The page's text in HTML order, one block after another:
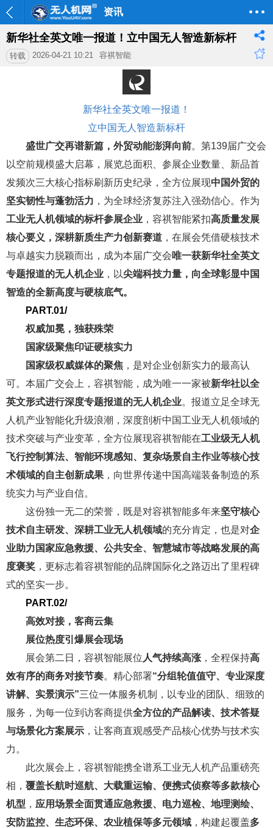
资讯
新华社全英文唯一报道！立中国无人智造新标杆
转载 2026-04-21 10:21 容祺智能
新华社全英文唯一报道！
立中国无人智造新标杆
盛世广交再谱新篇，外贸动能澎湃向前。第139届广交会
以空前规模盛大启幕，展览总面积、参展企业数量、新品首
发频次三大核心指标刷新历史纪录，全方位展现中国外贸的
坚实韧性与蓬勃活力 ，为全球经济复苏注入强劲信心。作为
工业无人机领域的标杆参展企业 ，容祺智能紧扣高质量发展
核心要义，深耕新质生产力创新赛道 ，在展会凭借硬核技术
与卓越实力脱颖而出，成为本届广交会唯一获新华社全英文
专题报道的无人机企业 ，以尖端科技力量，向全球彰显中国
智造的全新高度与硬核底气。
PART.01/
权威加冕，独获殊荣
国家级聚焦印证硬核实力
国家级权威媒体的聚焦 ，是对企业创新实力的最高认
可。本届广交会上，容祺智能，成为唯一一家被新华社以全
英文形式进行深度专题报道的无人机企业。报道立足全球无
人机产业智能化升级浪潮，深度剖析中国工业无人机领域的
技术突破与产业变革，全方位展现容祺智能在工业级无人机
飞行控制算法、智能环境感知、复杂场景自主作业等核心技
术领域的自主创新成果 ，向世界传递中国高端装备制造的系
统实力与产业自信。
这份独一无二的荣誉，既是对容祺智能多年来坚守核心
技术自主研发、深耕工业无人机领域的充分肯定，也是对企
业助力国家应急救援、公共安全、智慧城市等战略发展的高
度褒奖 ，更标志着容祺智能的品牌国际化之路迈出了里程碑
式的坚实一步。
PART.02/
高效对接，客商云集
展位热度引爆展会现场
展会第二日，容祺智能展位 人气持续高涨 ，全程保持高
效有序的商务对接节奏。精心部署“分组轮值值守、专业深度
讲解、实景演示”三位一体服务机制，以专业的团队、细致的
服务，为每一位到访客商提供全方位的产品解读、技术答疑
与场景化方案展示 ，让客商直观感受产品核心优势与技术实
力。
此次展会上，容祺智能携全谱系工业无人机产品重磅亮
相， 覆盖长航时巡航、大载重运输、便携式侦察等多款核心
机型 ， 应用场景全面贯通应急救援、电力巡检、地理测绘、
安防监控、生态环保、农业植保等多元领域 ，构建起覆盖多